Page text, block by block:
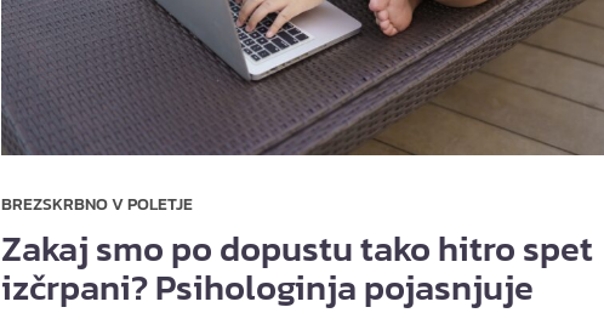
BREZSKRBNO V POLETJE
Zakaj smo po dopustu tako hitro spet
izčrpani? Psihologinja pojasnjuje